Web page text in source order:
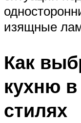
изящные
Как
кухню
стилях